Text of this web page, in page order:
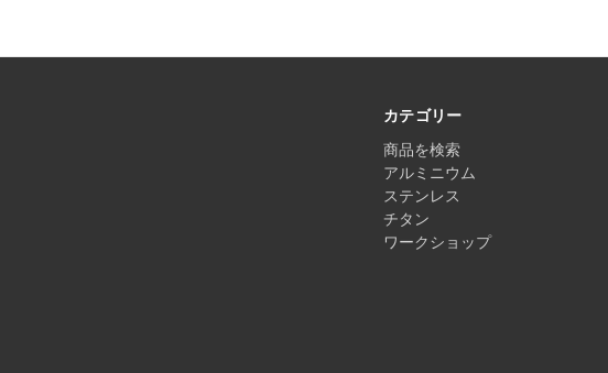
カテゴリー
商品を検索
アルミニウム
ステンレス
チタン
ワークショップ